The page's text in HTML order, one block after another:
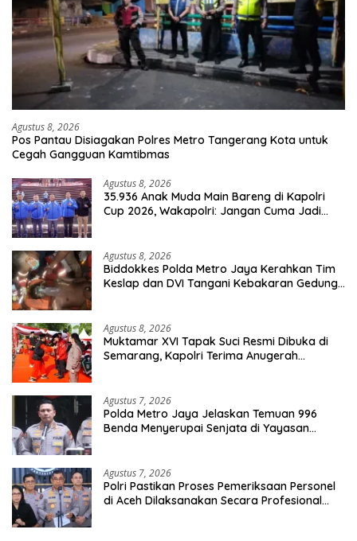
Agustus 8, 2026
Pos Pantau Disiagakan Polres Metro Tangerang Kota untuk
Cegah Gangguan Kamtibmas
Agustus 8, 2026
35.936 Anak Muda Main Bareng di Kapolri
Cup 2026, Wakapolri: Jangan Cuma Jadi
Agustus 8, 2026
Biddokkes Polda Metro Jaya Kerahkan Tim
Keslap dan DVI Tangani Kebakaran Gedung
Agustus 8, 2026
Muktamar XVI Tapak Suci Resmi Dibuka di
Semarang, Kapolri Terima Anugerah
Agustus 7, 2026
Polda Metro Jaya Jelaskan Temuan 996
Benda Menyerupai Senjata di Yayasan
Agustus 7, 2026
Polri Pastikan Proses Pemeriksaan Personel
di Aceh Dilaksanakan Secara Profesional